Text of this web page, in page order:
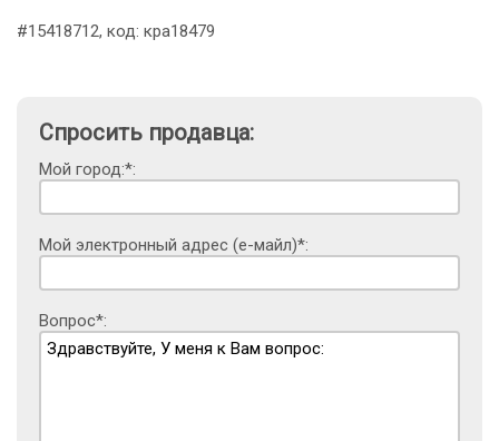
#15418712, код: кра18479
Спросить продавца:
Мой город:*:
Мой электронный адрес (е-майл)*:
Вопрос*: